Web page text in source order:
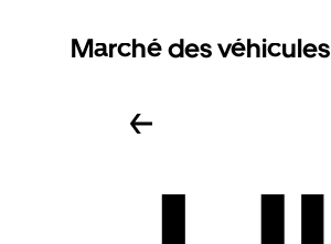
Marché des véhicules